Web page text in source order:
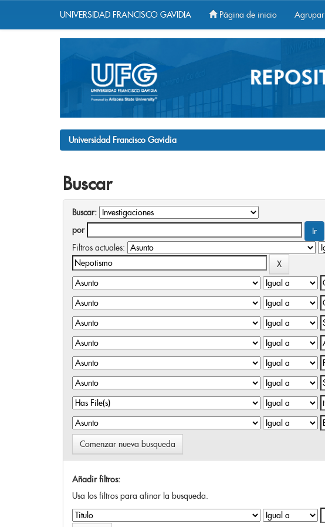
UNIVERSIDAD FRANCISCO GAVIDIA Página de inicio Agrupar
Universidad Francisco Gavidia
Buscar
Buscar:
por
Filtros actuales:
Comenzar nueva busqueda
Añadir filtros:
Usa los filtros para afinar la busqueda.